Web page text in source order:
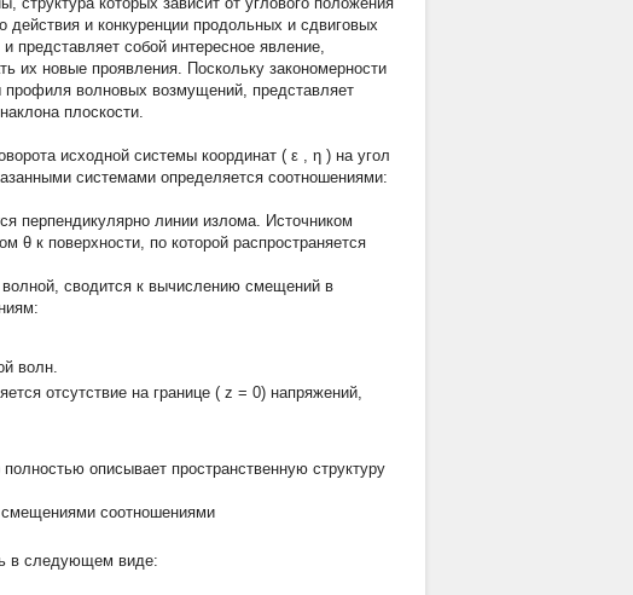
действия и конкуренции продольных и сдвиговых
собой интересное явление,
их новые проявления. Поскольку закономерности
профиля волновых возмущений, представляет
плоскости.
исходной системы координат ( ε , η ) на угол
системами определяется соотношениями:
перпендикулярно линии излома. Источником
θ к поверхности, по которой распространяется
сводится к вычислению смещений в
волн.
отсутствие на границе ( z = 0) напряжений,
описывает пространственную структуру
соотношениями
в следующем виде: